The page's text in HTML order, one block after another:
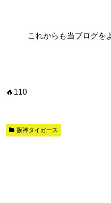
これからも当ブログを
🔥110
阪神タイガース